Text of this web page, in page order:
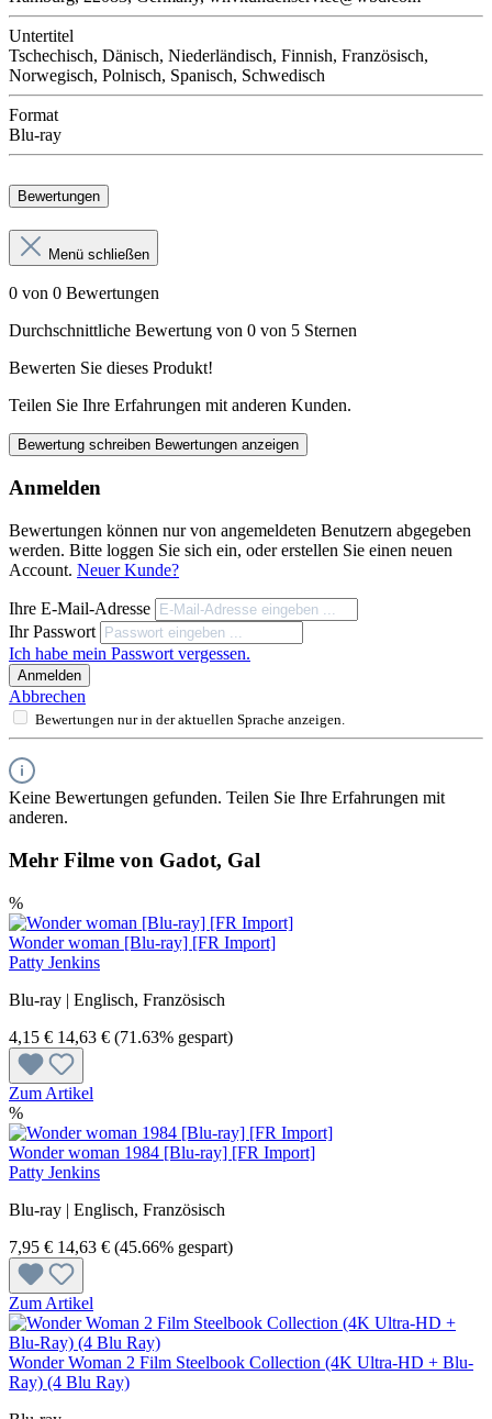
Untertitel
Tschechisch, Dänisch, Niederländisch, Finnish, Französisch,
Norwegisch, Polnisch, Spanisch, Schwedisch
Format
Blu-ray
Bewertungen
Menü schließen
0 von 0 Bewertungen
Durchschnittliche Bewertung von 0 von 5 Sternen
Bewerten Sie dieses Produkt!
Teilen Sie Ihre Erfahrungen mit anderen Kunden.
Bewertung schreiben Bewertungen anzeigen
Anmelden
Bewertungen können nur von angemeldeten Benutzern abgegeben
werden. Bitte loggen Sie sich ein, oder erstellen Sie einen neuen
Account. Neuer Kunde?
Ihre E-Mail-Adresse
Ihr Passwort
Ich habe mein Passwort vergessen.
Anmelden
Abbrechen
Bewertungen nur in der aktuellen Sprache anzeigen.
Keine Bewertungen gefunden. Teilen Sie Ihre Erfahrungen mit
anderen.
Mehr Filme von Gadot, Gal
%
Wonder woman [Blu-ray] [FR Import]
Patty Jenkins
Blu-ray | Englisch, Französisch
4,15 € 14,63 € (71.63% gespart)
Zum Artikel
%
Wonder woman 1984 [Blu-ray] [FR Import]
Patty Jenkins
Blu-ray | Englisch, Französisch
7,95 € 14,63 € (45.66% gespart)
Zum Artikel
Wonder Woman 2 Film Steelbook Collection (4K Ultra-HD + Blu-
Ray) (4 Blu Ray)